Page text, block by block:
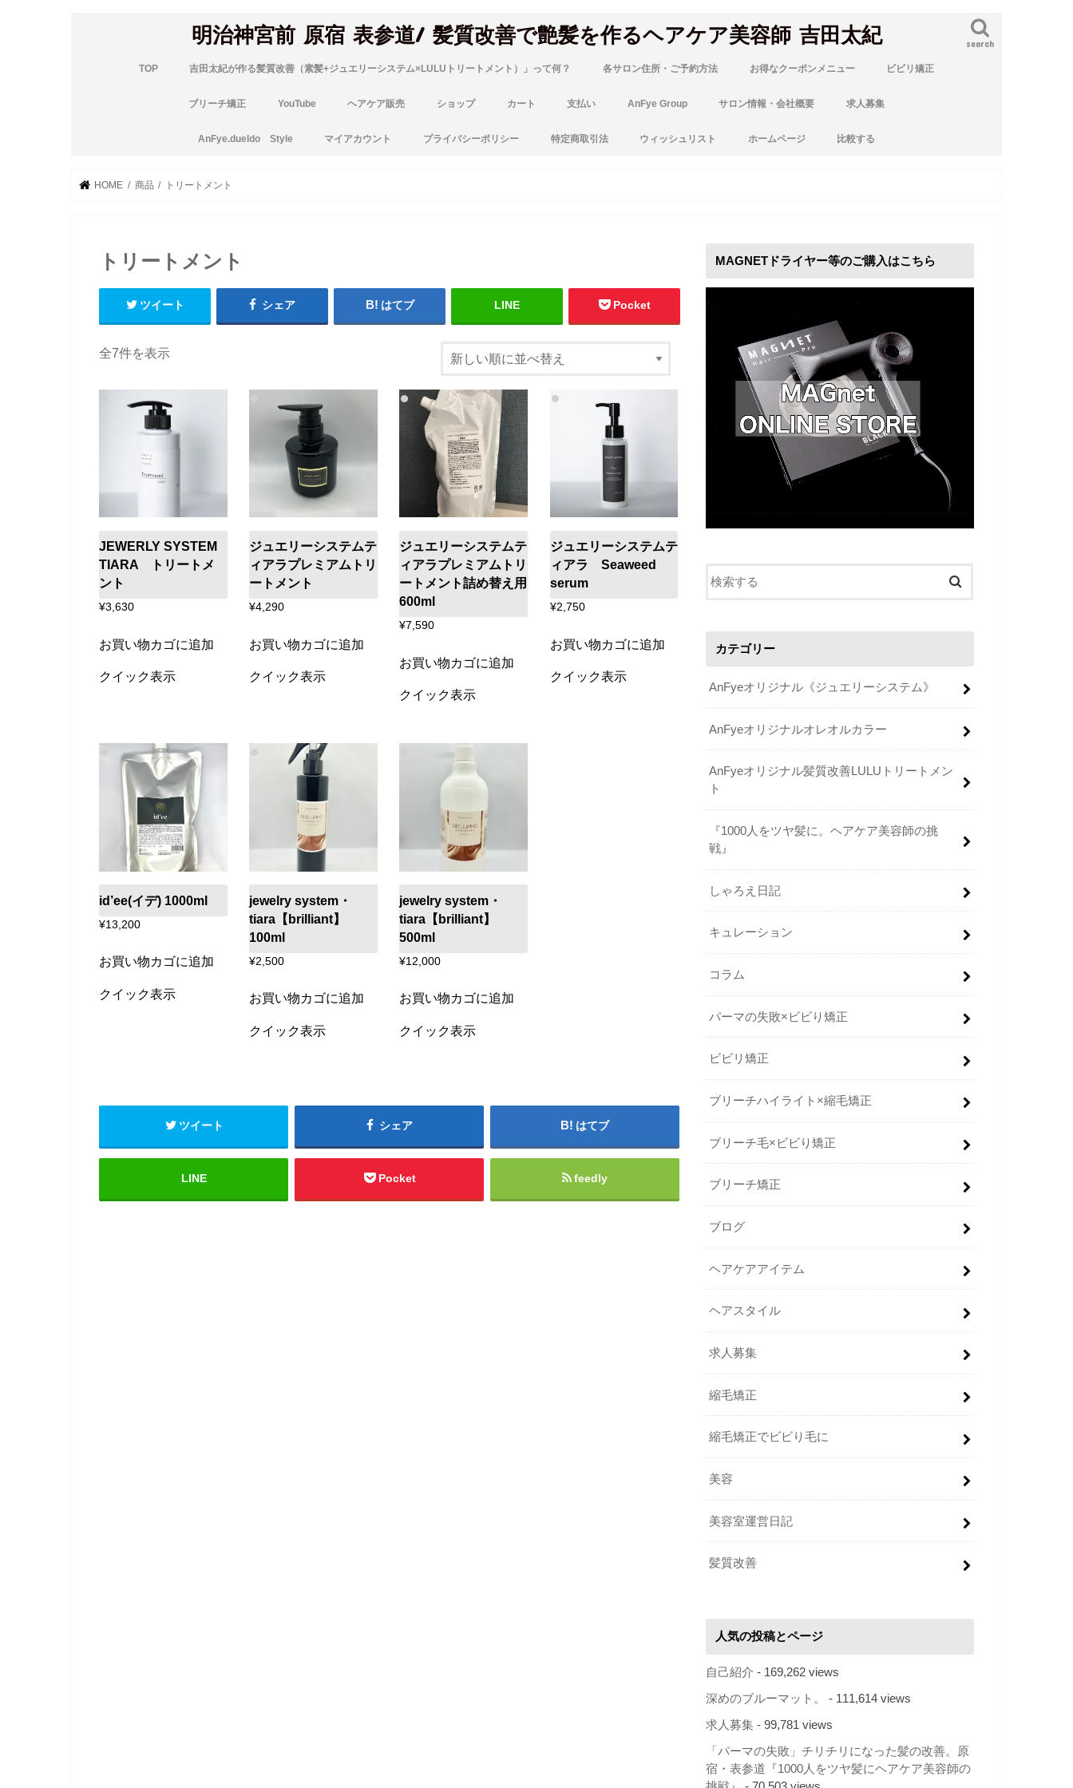
明治神宮前 原宿 表参道/ 髪質改善で艶髪を作るヘアケア美容師 吉田太紀 search
TOP 吉田太紀が作る髪質改善（素髪+ジュエリーシステム×LULUトリートメント）」って何？ 各サロン住所・ご予約方法 お得なクーポンメニュー ビビリ矯正
ブリーチ矯正 YouTube ヘアケア販売 ショップ カート 支払い AnFye Group サロン情報・会社概要 求人募集
AnFye.dueldo Style マイアカウント プライバシーポリシー 特定商取引法 ウィッシュリスト ホームページ 比較する
HOME 商品 トリートメント
トリートメント
ツイート シェア はてブ LINE Pocket
全7件を表示新
順
JEWERLY SYSTEM
TIARA トリートメ
ント
¥3,630
お買い物カゴに追加
クイック表示
ジュエリーシステムテ
ィアラプレミアムトリ
ートメント
¥4,290
お買い物カゴに追加
クイック表示
ジュエリーシステムテ
ィアラプレミアムトリ
ートメント詰め替え用
600ml
¥7,590
お買い物カゴに追加
クイック表示
ジュエリーシステムテ
ィアラ Seaweed
serum
¥2,750
お買い物カゴに追加
クイック表示
id’ee(イデ) 1000ml
¥13,200
お買い物カゴに追加
クイック表示
jewelry system・
tiara【brilliant】
100ml
¥2,500
お買い物カゴに追加
クイック表示
jewelry system・
tiara【brilliant】
500ml
¥12,000
お買い物カゴに追加
クイック表示
ツイート シェア はてブ
LINE Pocket feedly
MAGNETドライヤー等のご購入はこちら
カテゴリー
AnFyeオリジナル《ジュエリーシステム》
AnFyeオリジナルオレオルカラー
AnFyeオリジナル髪質改善LULUトリートメン
ト
『1000人をツヤ髪に。ヘアケア美容師の挑
戦』
しゃろえ日記
キュレーション
コラム
パーマの失敗×ビビり矯正
ビビリ矯正
ブリーチハイライト×縮毛矯正
ブリーチ毛×ビビり矯正
ブリーチ矯正
ブログ
ヘアケアアイテム
ヘアスタイル
求人募集
縮毛矯正
縮毛矯正でビビり毛に
美容
美容室運営日記
髪質改善
人気の投稿とページ
自己紹介 - 169,262 views
深めのブルーマット。 - 111,614 views
求人募集 - 99,781 views
「パーマの失敗」チリチリになった髪の改善。原
宿・表参道『1000人をツヤ髪にヘアケア美容師の